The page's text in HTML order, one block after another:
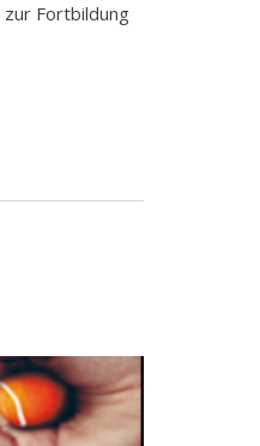
Fortbildung